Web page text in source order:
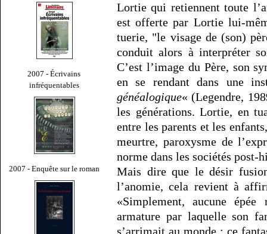
2007 - Écrivains
infréquentables
2007 - Enquête sur le roman
Lortie qui retiennent toute
est offerte par Lortie lui-
tuerie, "le visage de (son)
conduit alors à interpréter
C’est l’image du Père, son
en se rendant dans une
généalogique« (Legendre,
les générations. Lortie, en
entre les parents et les
meurtre, paroxysme de
norme dans les sociétés post-
Mais dire que le désir
l’anomie, cela revient à
«Simplement, aucune
armature par laquelle son
s’arrimait au monde : ce